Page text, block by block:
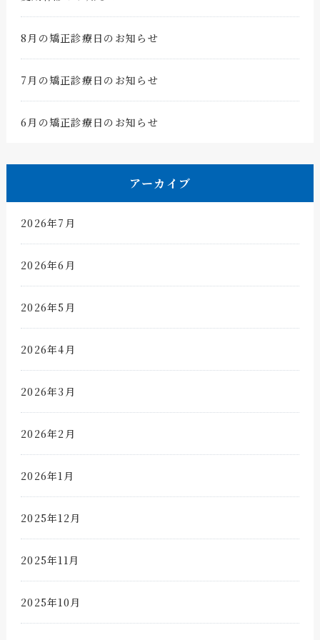
8月の矯正診療日のお知らせ
7月の矯正診療日のお知らせ
6月の矯正診療日のお知らせ
アーカイブ
2026年7月
2026年6月
2026年5月
2026年4月
2026年3月
2026年2月
2026年1月
2025年12月
2025年11月
2025年10月